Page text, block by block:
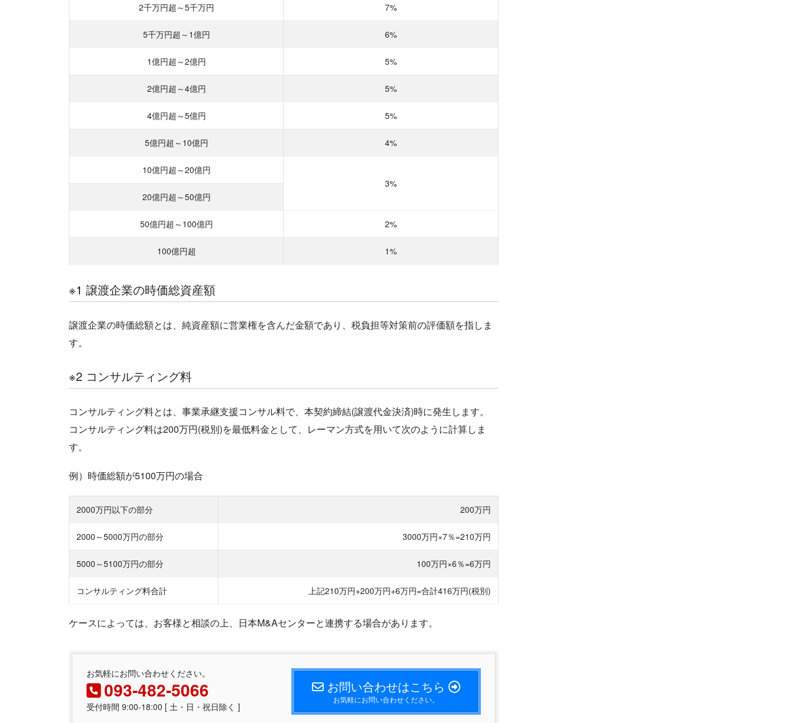
2千万円超 ～5千万円 7%
5千万円超 ～1億円 6%
1億円超 ～2億円 5%
2億円超 ～4億円 5%
4億円超 ～5億円 5%
5億円超 ～10億円 4%
10億円超 ～20億円
3%
20億円超 ～50億円
50億円超 ～100億円 2%
100億円超 1%
※1 譲渡企業の時価総資産額
譲渡企業の時価総額とは、純資産額に営業権を含んだ金額であり、税負担等対策前の評価額を指しま
す。
※2 コンサルティング料
コンサルティング料とは、事業承継支援コンサル料で、本契約締結(譲渡代金決済)時に発生します。
コンサルティング料は200万円(税別)を最低料金として、レーマン方式を用いて次のように計算しま
す。
例）時価総額が5100万円の場合
2000万円以下の部分 200万円
2000～5000万円の部分 3000万円×7％=210万円
5000～5100万円の部分 100万円×6％=6万円
コンサルティング料合計 上記210万円+200万円+6万円=合計416万円(税別)
ケースによっては、お客様と相談の上、日本M&Aセンターと連携する場合があります。
お気軽にお問い合わせください。
093-482-5066
受付時間 9:00-18:00 [ 土・日・祝日除く ]
お問い合わせはこちら
お気軽にお問い合わせください。